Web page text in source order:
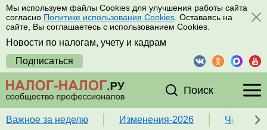
Мы используем файлы Cookies для улучшения работы сайта
согласно Политике использования Cookies . Оставаясь на
сайте, Вы соглашаетесь с использованием Cookies.
Новости по налогам, учету и кадрам
Подписаться
Поиск
Важное за неделю Изменения-2026 Чек-